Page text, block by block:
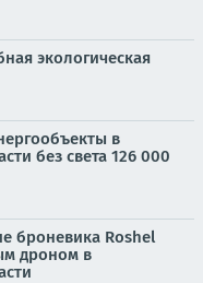
экологическая
в
без света 126 000
броневика Roshel
дроном в